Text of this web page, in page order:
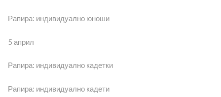
Рапира: индивидуално юноши
5 април
Рапира: индивидуално кадетки
Рапира: индивидуално кадети